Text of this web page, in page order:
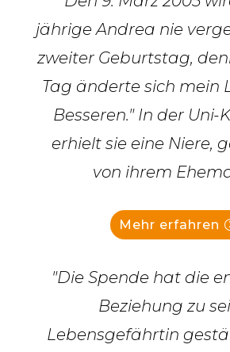
jährige Andrea nie
zweiter Geburtstag,
Tag änderte sich mein
Besseren." In der Uni-
erhielt sie eine Niere,
von ihrem
Mehr erfahren
"Die Spende hat die
Beziehung zu
Lebensgefährtin